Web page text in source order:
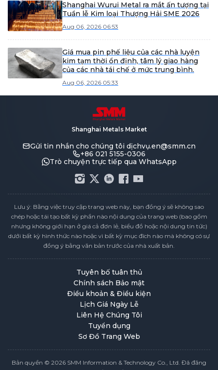
Shanghai Wurui Metal ra mắt ấn tượng tại
Tuần lễ Kim loại Thượng Hải SME 2026
Aug 06, 2026 06:53
Giá mua pin phế liệu của các nhà luyện
kim tạm thời ổn định, tâm lý giao hàng
của các nhà tái chế ở mức trung bình.
Aug 06, 2026 05:33
Shanghai Metals Market
Gửi tin nhắn cho chúng tôi dịchvụ.en@smm.cn
+86 021 5155-0306
Trò chuyện trực tiếp qua WhatsApp
Lưu ý: Bằng việc truy cập trang web này, bạn đồng ý sẽ không sao
chép hoặc tái tạo bất kỳ phần nào nội dung của trang web (bao gồm
nhưng không giới hạn ở giá cả đơn lẻ, biểu đồ hoặc nội dung tin tức)
dưới bất kỳ hình thức nào hoặc vì bất kỳ mục đích nào mà không có sự
đồng ý bằng văn bản trước của nhà xuất bản.
Tuyên bố tuân thủ
Chính sách Bảo mật
Điều khoản & Điều kiện
Lịch Giá Ngày Lễ
Liên Hệ Chúng Tôi
Tuyển dụng
Sơ Đồ Trang Web
Bản quyền © 2026 SMM Information & Technology Co., Ltd. Đã đăng